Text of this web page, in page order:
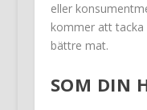
eller
kommer att
bättre mat.
SOM DIN